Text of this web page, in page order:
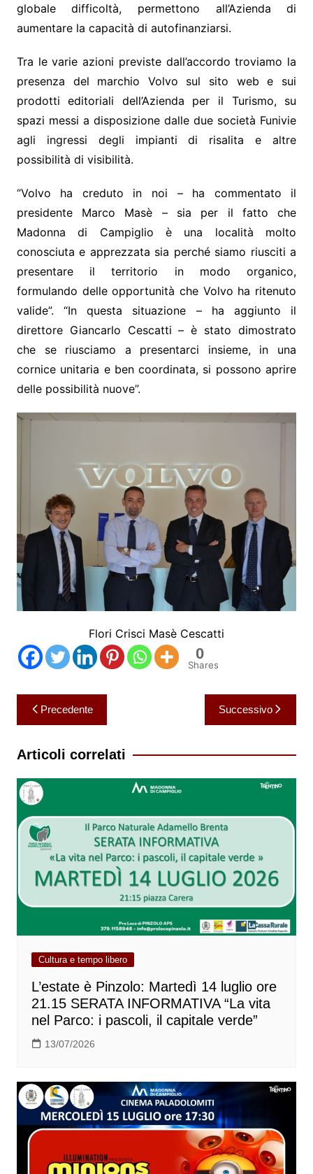
globale difficoltà, permettono all’Azienda di
aumentare la capacità di autofinanziarsi.
Tra le varie azioni previste dall’accordo troviamo la
presenza del marchio Volvo sul sito web e sui
prodotti editoriali dell’Azienda per il Turismo, su
spazi messi a disposizione dalle due società Funivie
agli ingressi degli impianti di risalita e altre
possibilità di visibilità.
“Volvo ha creduto in noi – ha commentato il
presidente Marco Masè – sia per il fatto che
Madonna di Campiglio è una località molto
conosciuta e apprezzata sia perché siamo riusciti a
presentare il territorio in modo organico,
formulando delle opportunità che Volvo ha ritenuto
valide”. “In questa situazione – ha aggiunto il
direttore Giancarlo Cescatti – è stato dimostrato
che se riusciamo a presentarci insieme, in una
cornice unitaria e ben coordinata, si possono aprire
delle possibilità nuove”.
Flori Crisci Masè Cescatti
0
Shares
Navigazione
articoli
Precedente Successivo
Articoli correlati
Cultura e tempo libero
L’estate è Pinzolo: Martedì 14 luglio ore
21.15 SERATA INFORMATIVA “La vita
nel Parco: i pascoli, il capitale verde”
13/07/2026